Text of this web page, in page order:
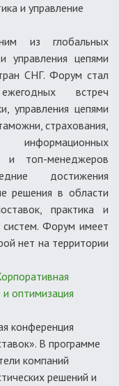
и управление
из глобальных
управления цепями
СНГ. Форум стал
встреч
управления цепями
страхования,
информационных
и топ-менеджеров
достижения
решения в области
практика и
систем. Форум имеет
нет на территории
оптимизация
конференция
В программе
компаний
решений и